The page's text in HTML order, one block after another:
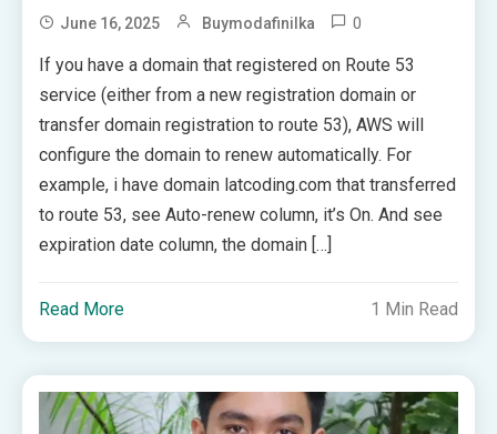
June 16, 2025 Buymodafinilka 0
If you have a domain that registered on Route 53
service (either from a new registration domain or
transfer domain registration to route 53), AWS will
configure the domain to renew automatically. For
example, i have domain latcoding.com that transferred
to route 53, see Auto-renew column, it’s On. And see
expiration date column, the domain […]
Read More 1 Min Read